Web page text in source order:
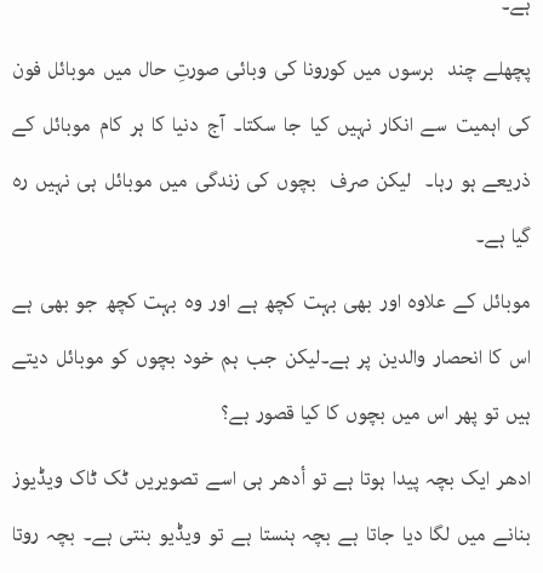
پچھلے چند برسوں میں کورونا کی وبائی صورتِ حال میں موبائل فون
کی اہمیت سے انکار نہیں کیا جا سکتا۔ آج دنیا کا ہر کام موبائل کے
ذریعے ہو رہا۔ لیکن صرف بچوں کی زندگی میں موبائل ہی نہیں رہ
گیا ہے۔
موبائل کے علاوہ اور بھی بہت کچھ ہے اور وہ بہت کچھ جو بھی ہے
اس کا انحصار والدین پر ہے۔لیکن جب ہم خود بچوں کو موبائل دیتے
ہیں تو پھر اس میں بچوں کا کیا قصور ہے؟
ادھر ایک بچہ پیدا ہوتا ہے تو أدھر ہی اسے تصویریں ٹک ٹاک ویڈیوز
بنانے میں لگا دیا جاتا ہے بچہ ہنستا ہے تو ویڈیو بنتی ہے۔ بچہ روتا